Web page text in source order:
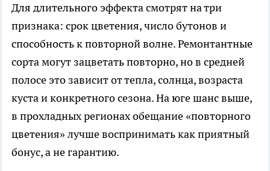
Для длительного эффекта смотрят на три
признака: срок цветения, число бутонов и
способность к повторной волне. Ремонтантные
сорта могут зацветать повторно, но в средней
полосе это зависит от тепла, солнца, возраста
куста и конкретного сезона. На юге шанс выше,
в прохладных регионах обещание «повторного
цветения» лучше воспринимать как приятный
бонус, а не гарантию.